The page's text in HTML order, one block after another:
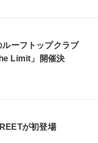
ーフトップクラブ
Limit」開催決
が初登場